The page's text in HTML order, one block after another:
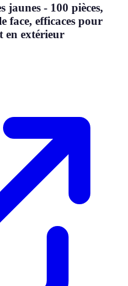
jaunes - 100 pièces,
face, efficaces pour
en extérieur